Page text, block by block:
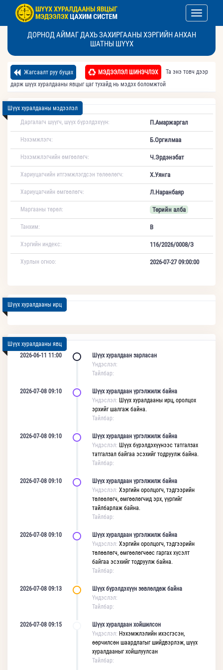
Toggle
ДОРНОД АЙМАГ ДАХЬ ЗАХИРГААНЫ ХЭРГИЙН АНХАН
ШАТНЫ ШҮҮХ
Жагсаалт руу буцах МЭДЭЭЛЭЛ ШИНЭЧЛЭХ
Та энэ товч дээр
дарж шүүх хуралдааны явцыг цаг тухайд нь мэдэх боломжтой
Шүүх хуралдааны мэдээлэл
Даргалагч шүүгч, шүүх бүрэлдэхүүн:
П.Амаржаргал
Нэхэмжлэгч: Б.Оргилмаа
Нэхэмжлэгчийн өмгөөлөгч: Ч.Эрдэнэбат
Хариуцагчийн итгэмжлэгдсэн төлөөлөгч: Х.Уянга
Хариуцагчийн өмгөөлөгч: Л.Наранбаяр
Маргааны төрөл: Төрийн алба
Танхим: В
Хэргийн индекс: 116/2026/0008/З
Хурлын огноо: 2026-07-27 09:00:00
Шүүх хуралдааны ирц
Шүүх хуралдааны явц
2026-06-11 11:00
Шүүх хуралдаан зарласан
Үндэслэл:
Тайлбар:
2026-07-08 09:10
Шүүх хуралдаан үргэлжилж байна
Үндэслэл: Шүүх хуралдааны ирц, оролцох
эрхийг шалгаж байна.
Тайлбар:
2026-07-08 09:10
Шүүх хуралдаан үргэлжилж байна
Үндэслэл: Шүүх бүрэлдэхүүнээс татгалзах
татгалзал байгаа эсэхийг тодруулж байна.
Тайлбар:
2026-07-08 09:10
Шүүх хуралдаан үргэлжилж байна
Үндэслэл: Хэргийн оролцогч, тэдгээрийн
төлөөлөгч, өмгөөлөгчид эрх, үүргийг
тайлбарлаж байна.
Тайлбар:
2026-07-08 09:10
Шүүх хуралдаан үргэлжилж байна
Үндэслэл: Хэргийн оролцогч, тэдгээрийн
төлөөлөгч, өмгөөлөгчөөс гаргах хүсэлт
байгаа эсэхийг тодруулж байна.
Тайлбар:
2026-07-08 09:13
Шүүх бүрэлдэхүүн зөвлөлдөж байна
Үндэслэл:
Тайлбар:
2026-07-08 09:15
Шүүх хуралдаан хойшилсон
Үндэслэл: Нэхэмжлэлийн ихэсгэсэн,
өөрчилсөн шаардлагыг шийдвэрлэж, шүүх
хуралдааныг хойшлуулсан
Тайлбар: